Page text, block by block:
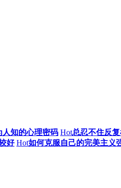
知的心理密码 Hot总忍不住反
好 Hot如何克服自己的完美主义